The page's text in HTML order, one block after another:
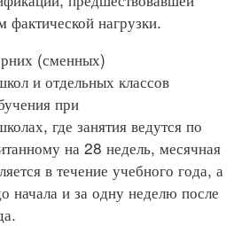
фактической нагрузки.
(сменных)
и отдельных классов
при
где занятия ведутся по
на 28 недель, месячная
в течение учебного года, а
начала и за одну неделю после